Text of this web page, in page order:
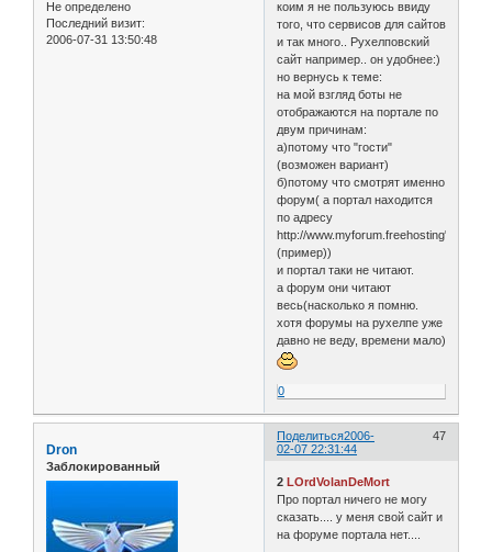
Не определено
Последний визит:
2006-07-31 13:50:48
коим я не пользуюсь ввиду
того, что сервисов для сайтов
и так много.. Рухелповский
сайт например.. он удобнее:)
но вернусь к теме:
на мой взгляд боты не
отображаются на портале по
двум причинам:
а)потому что "гости"
(возможен вариант)
б)потому что смотрят именно
форум( а портал находится
по адресу
http://
(пример))
и портал таки не читают.
а форум они читают
весь(насколько я помню.
хотя форумы на рухелпе уже
давно не веду, времени мало)
0
Поделиться 47
2006-
02-07 22:31:44
Dron
Заблокированный
2LOrdVolanDeMort
Про портал ничего не могу
сказать.... у меня свой сайт и
на форуме портала нет....